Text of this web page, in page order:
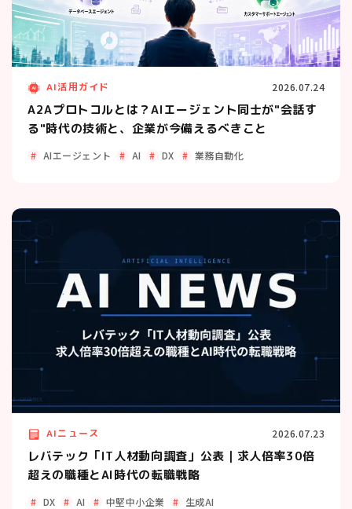
AI活用ガイド 2026.07.24
A2Aプロトコルとは？AIエージェント同士が"会話す
る"時代の技術と、企業が今備えるべきこと
AIエージェント AI DX 業務自動化
AIニュース 2026.07.23
レバテック「IT人材動向調査」公表｜求人倍率30倍
超えの職種とAI時代の転職戦略
DX AI 中堅中小企業 生成AI